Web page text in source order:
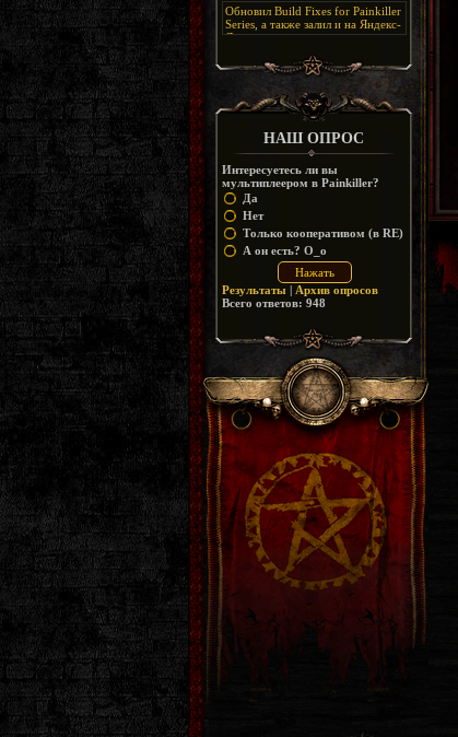
скринов.
особо уже и узнаётся
Обновил Build Fixes for Painkiller
Series, а также залил и на Яндекс-
Диск
https://disk.yandex.ru/d/_zvZekuO5FTd3Q
НАШ ОПРОС
Интересуетесь ли вы
мультиплеером в Painkiller?
Да
Нет
Только кооперативом (в RE)
А он есть? O_o
Результаты | Архив опросов
Всего ответов: 948